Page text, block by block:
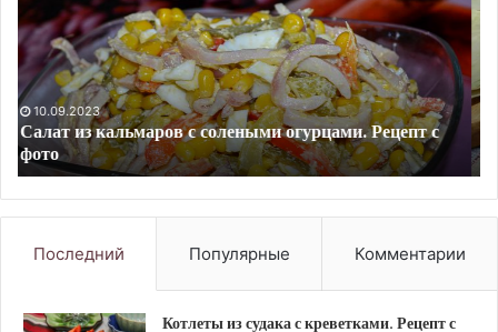
и
мясом
Рецепт
с
фото10.09.2023
Рис с капустой и мясом . Рецепт с фото
с
и
из
с
Последний Популярные Комментарии
Котлеты из судака с креветками. Рецепт с